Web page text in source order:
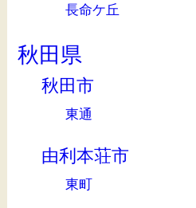
長命ケ丘
秋田県
秋田市
東通
由利本荘市
東町